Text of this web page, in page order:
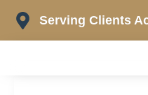
content
Serving Clients